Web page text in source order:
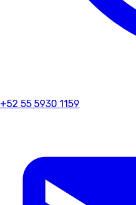
+52 55 5930 1159